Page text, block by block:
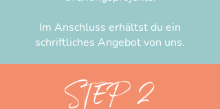
Im Anschluss erhältst du ein
schriftliches Angebot von uns.